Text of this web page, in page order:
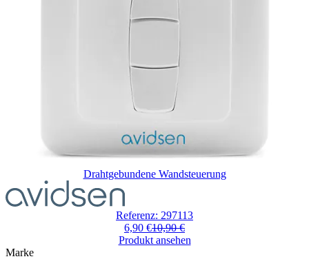
Drahtgebundene Wandsteuerung
Referenz: 297113
6,90 €10,90 €
Produkt ansehen
Marke